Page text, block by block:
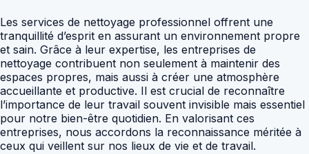
Les services de nettoyage professionnel offrent une
tranquillité d’esprit en assurant un environnement propre
et sain. Grâce à leur expertise, les entreprises de
nettoyage contribuent non seulement à maintenir des
espaces propres, mais aussi à créer une atmosphère
accueillante et productive. Il est crucial de reconnaître
l’importance de leur travail souvent invisible mais essentiel
pour notre bien-être quotidien. En valorisant ces
entreprises, nous accordons la reconnaissance méritée à
ceux qui veillent sur nos lieux de vie et de travail.